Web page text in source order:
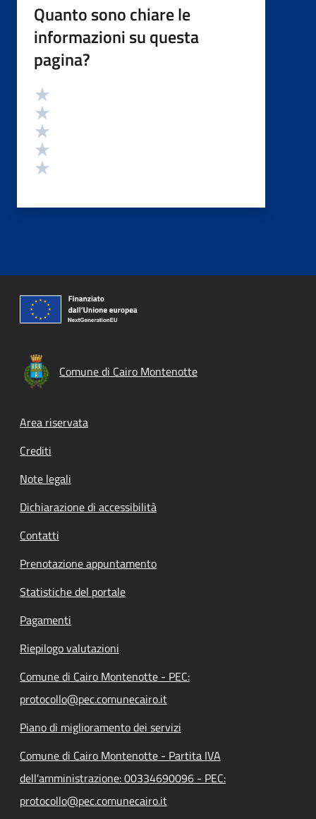
Quanto sono chiare le
informazioni su questa
pagina?
Valutazione
Comune di Cairo Montenotte
Footer menu
Area riservata
Crediti
Note legali
Dichiarazione di accessibilità
Contatti
Prenotazione appuntamento
Statistiche del portale
Pagamenti
Riepilogo valutazioni
Comune di Cairo Montenotte - PEC:
protocollo@pec.comunecairo.it
Piano di miglioramento dei servizi
Comune di Cairo Montenotte - Partita IVA
dell'amministrazione: 00334690096 - PEC:
protocollo@pec.comunecairo.it